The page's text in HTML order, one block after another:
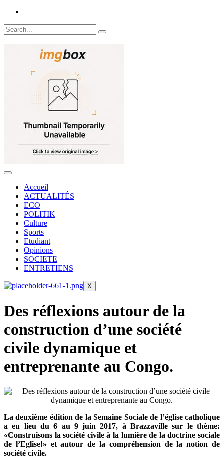
Accueil
ACTUALITÉS
ECO
POLITIK
Culture
Sports
Etudiant
Opinions
SOCIETE
ENTRETIENS
X
Des réflexions autour de la
construction d’une société
civile dynamique et
entreprenante au Congo.
La deuxième édition de la Semaine Sociale de l’église catholique
a eu lieu du 6 au 9 juin 2017, à Brazzaville sur le thème:
«Construisons la société civile à la lumière de la doctrine sociale
de l’Eglise!» et autour de la compréhension de la notion de
société civile.